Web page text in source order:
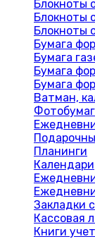
Блокноты
Блокноты
Блокноты
Бумага
Бумага
Бумага
Бумага
Ватман,
Планинги
Календари
Закладки
Кассовая
Книги